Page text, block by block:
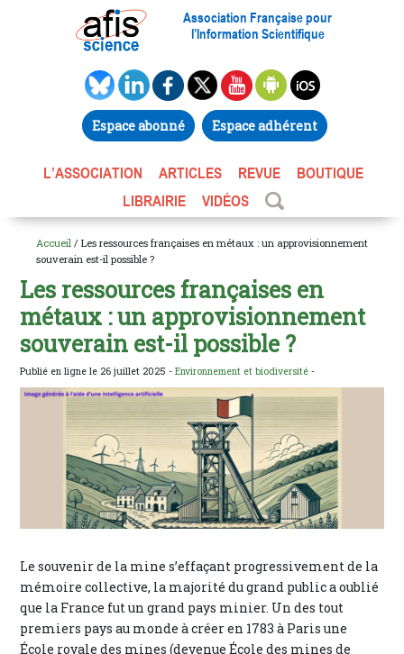
Association Française pour
l’Information Scientifique
Espace abonné Espace adhérent
L’ASSOCIATION ARTICLES REVUE
BOUTIQUE
LIBRAIRIE
VIDÉOS
Accueil / Les ressources françaises en métaux : un approvisionnement
souverain est-il possible ?
Les ressources françaises en
métaux : un approvisionnement
souverain est-il possible ?
Publié en ligne le 26 juillet 2025 -Environnement et biodiversité -
Le souvenir de la mine s’effaçant progressivement de la
mémoire collective, la majorité du grand public a oublié
que la France fut un grand pays minier. Un des tout
premiers pays au monde à créer en 1783 à Paris une
École royale des mines (devenue École des mines de